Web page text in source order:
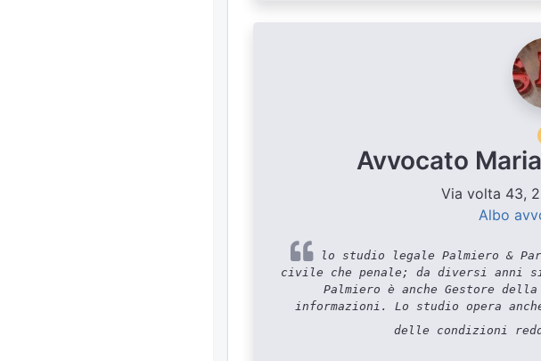
Avvocato
Via volta 43,
Albo
lo studio legale Palmiero &
civile che penale; da diversi anni si
Palmiero è anche Gestore
informazioni. Lo studio opera anche
delle condizioni